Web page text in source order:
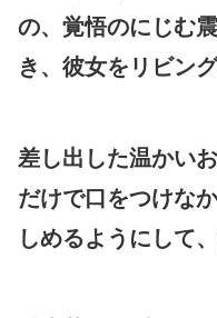
の、覚悟のにじむ
き、彼女をリビン
差し出した温かい
だけで口をつけな
しめるようにして